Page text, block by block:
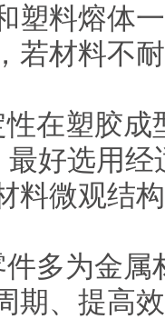
塑料熔体
若材料不
在塑胶
好选用经
料微观结
多为金
期、提高